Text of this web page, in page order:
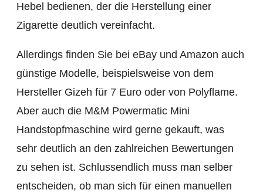
Hebel bedienen, der die Herstellung einer
Zigarette deutlich vereinfacht.
Allerdings finden Sie bei eBay und Amazon auch
günstige Modelle, beispielsweise von dem
Hersteller Gizeh für 7 Euro oder von Polyflame.
Aber auch die M&M Powermatic Mini
Handstopfmaschine wird gerne gekauft, was
sehr deutlich an den zahlreichen Bewertungen
zu sehen ist. Schlussendlich muss man selber
entscheiden, ob man sich für einen manuellen